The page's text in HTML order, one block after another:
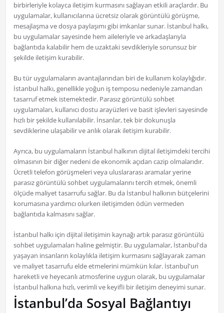
birbirleriyle kolayca iletişim kurmasını sağlayan etkili araçlardır. Bu
uygulamalar, kullanıcılarına ücretsiz olarak görüntülü görüşme,
mesajlaşma ve dosya paylaşımı gibi imkanlar sunar. İstanbul halkı,
bu uygulamalar sayesinde hem aileleriyle ve arkadaşlarıyla
bağlantıda kalabilir hem de uzaktaki sevdikleriyle sorunsuz bir
şekilde iletişim kurabilir.
Bu tür uygulamaların avantajlarından biri de kullanım kolaylığıdır.
İstanbul halkı, genellikle yoğun iş temposu nedeniyle zamandan
tasarruf etmek istemektedir. Parasız görüntülü sohbet
uygulamaları, kullanıcı dostu arayüzleri ve basit işlevleri sayesinde
hızlı bir şekilde kullanılabilir. İnsanlar, tek bir dokunuşla
sevdiklerine ulaşabilir ve anlık olarak iletişim kurabilir.
Ayrıca, bu uygulamaların İstanbul halkının dijital iletişimdeki tercihi
olmasının bir diğer nedeni de ekonomik açıdan cazip olmalarıdır.
Ücretli telefon görüşmeleri veya uluslararası aramalar yerine
parasız görüntülü sohbet uygulamalarını tercih etmek, önemli
ölçüde maliyet tasarrufu sağlar. Bu da İstanbul halkının bütçelerini
korumasına yardımcı olurken iletişimden ödün vermeden
bağlantıda kalmasını sağlar.
İstanbul halkı için dijital iletişimin kaynağı artık parasız görüntülü
sohbet uygulamaları haline gelmiştir. Bu uygulamalar, İstanbul'da
yaşayan insanların kolaylıkla iletişim kurmasını sağlayarak zaman
ve maliyet tasarrufu elde etmelerini mümkün kılar. İstanbul'un
hareketli ve heyecanlı atmosferine uygun olarak, bu uygulamalar
İstanbul halkına hızlı, verimli ve keyifli bir iletişim deneyimi sunar.
İstanbul’da Sosyal Bağlantıyı